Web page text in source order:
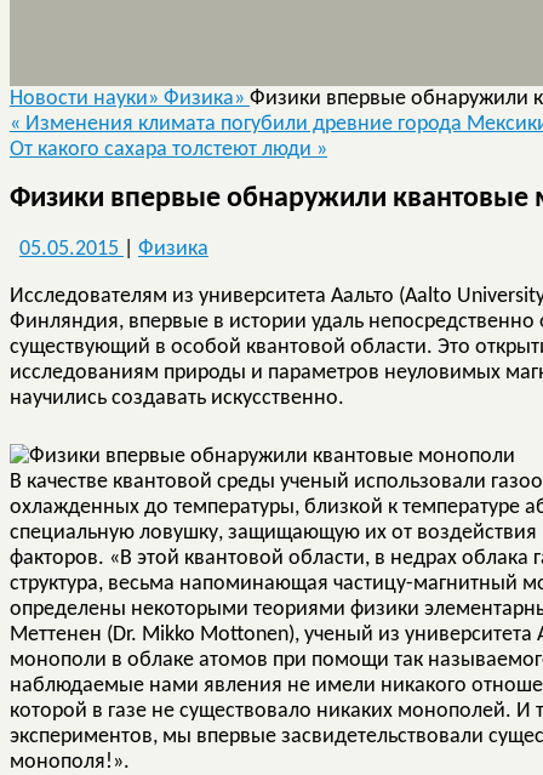
Новости науки» Физика» Физики впервые обнаружили
« Изменения климата погубили древние города
От какого сахара толстеют люди »
Физики впервые обнаружили квантовые
05.05.2015 Физика
Исследователям из университета Аальто (Aalto
Финляндия, впервые в истории удаль
существующий в особой квантовой области. Это
исследованиям природы и параметров неуловимых
научились создавать искусственно.
В качестве квантовой среды ученый использовали
охлажденных до температуры, близкой к температуре
специальную ловушку, защищающую их от
факторов. «В этой квантовой области, в недрах
структура, весьма напоминающая частицу-магнитный
определены некоторыми теориями физики
Меттенен (Dr. Mikko Mottonen), ученый из
монополи в облаке атомов при помощи так
наблюдаемые нами явления не имели никакого
которой в газе не существовало никаких монополей.
экспериментов, мы впервые засвидетельствовали
монополя!».